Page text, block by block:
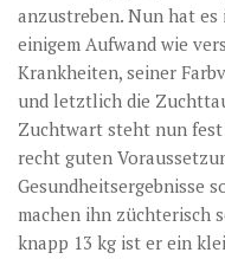
anzustreben. Nun hat es
einigem Aufwand wie
Krankheiten, seiner
und letztlich die
Zuchtwart steht nun
recht guten
Gesundheitsergebnisse
machen ihn züchterisch
knapp 13 kg ist er ein